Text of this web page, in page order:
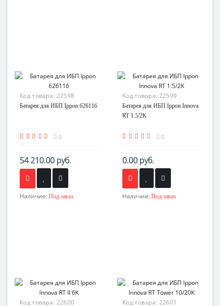
Код товара: 22598
Батарея для ИБП Ippon 626116
0
54 210.00 руб.
Наличие: Под заказ
Код товара: 22599
Батарея для ИБП Ippon Innova
RT 1.5/2K
0
0.00 руб.
Наличие: Под заказ
Код товара: 22600 Код товара: 22601